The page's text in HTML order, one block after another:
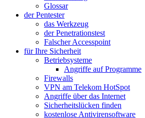
Glossar
der Pentester
das Werkzeug
der Penetrationstest
Falscher Accesspoint
für Ihre Sicherheit
Betriebsysteme
Angriffe auf Programme
Firewalls
VPN am Telekom HotSpot
Angriffe über das Internet
Sicherheitslücken finden
kostenlose Antivirensoftware